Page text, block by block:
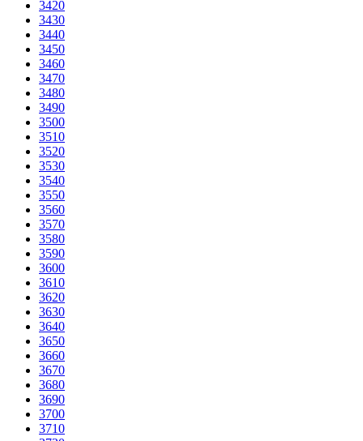
3420
3430
3440
3450
3460
3470
3480
3490
3500
3510
3520
3530
3540
3550
3560
3570
3580
3590
3600
3610
3620
3630
3640
3650
3660
3670
3680
3690
3700
3710